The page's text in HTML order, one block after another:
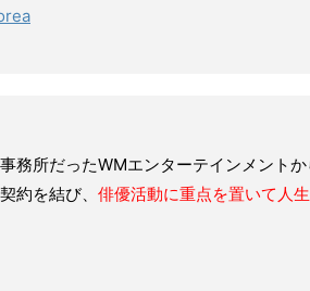
務所だったWMエンターテインメント
約を結び、 俳優活動に重点を置いて人